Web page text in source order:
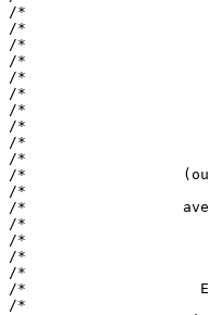
/*
/*
/*
/*
/*
/*
/*
/*
/*
/*
/*                  (ou
/*
/*
/*
/*
/*
/*
/*                    En
/*